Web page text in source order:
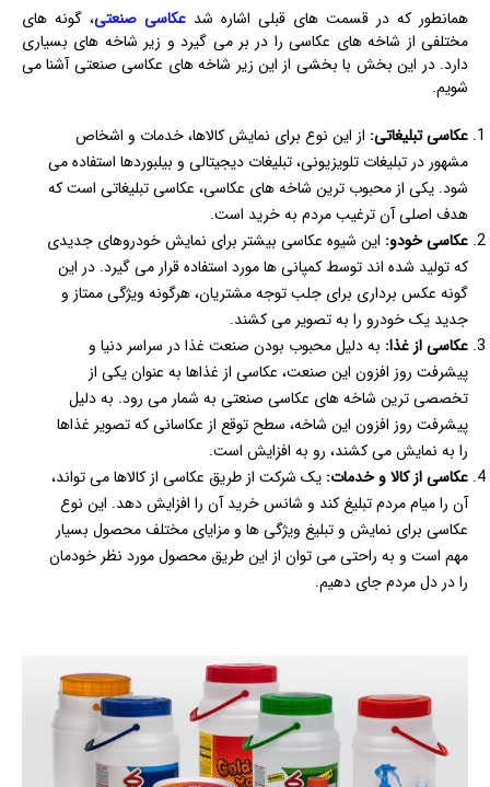
همانطور که در قسمت های قبلی اشاره شد عکاسی صنعتی، گونه های
مختلفی از شاخه های عکاسی را در بر می گیرد و زیر شاخه های بسیاری
دارد. در این بخش با بخشی از این زیر شاخه های عکاسی صنعتی آشنا می
شویم.
عکاسی تبلیغاتی: از این نوع برای نمایش کالاها، خدمات و اشخاص
مشهور در تبلیغات تلویزیونی، تبلیغات دیجیتالی و بیلبوردها استفاده می
شود. یکی از محبوب ترین شاخه های عکاسی، عکاسی تبلیغاتی است که
هدف اصلی آن ترغیب مردم به خرید است.
عکاسی خودو: این شیوه عکاسی بیشتر برای نمایش خودروهای جدیدی
که تولید شده اند توسط کمپانی ها مورد استفاده قرار می گیرد. در این
گونه عکس برداری برای جلب توجه مشتریان، هرگونه ویژگی ممتاز و
جدید یک خودرو را به تصویر می کشند.
عکاسی از غذا: به دلیل محبوب بودن صنعت غذا در سراسر دنیا و
پیشرفت روز افزون این صنعت، عکاسی از غذاها به عنوان یکی از
تخصصی ترین شاخه های عکاسی صنعتی به شمار می رود. به دلیل
پیشرفت روز افزون این شاخه، سطح توقع از عکاسانی که تصویر غذاها
را به نمایش می کشند، رو به افزایش است.
عکاسی از کالا و خدمات: یک شرکت از طریق عکاسی از کالاها می تواند،
آن را میام مردم تبلیغ کند و شانس خرید آن را افزایش دهد. این نوع
عکاسی برای نمایش و تبلیغ ویژگی ها و مزایای مختلف محصول بسیار
مهم است و به راحتی می توان از این طریق محصول مورد نظر خودمان
را در دل مردم جای دهیم.